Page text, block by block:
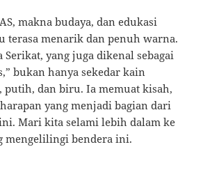
makna budaya, dan edukasi
terasa menarik dan penuh warna.
Serikat, yang juga dikenal sebagai
bukan hanya sekedar kain
putih, dan biru. Ia memuat kisah,
yang menjadi bagian dari
Mari kita selami lebih dalam ke
mengelilingi bendera ini.